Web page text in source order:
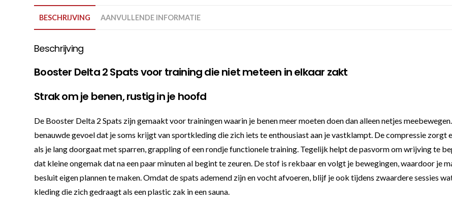
BESCHRIJVING AANVULLENDE INFORMATIE
Beschrijving
Booster Delta 2 Spats voor training die niet meteen in elkaar zakt
Strak om je benen, rustig in je hoofd
De Booster Delta 2 Spats zijn gemaakt voor trainingen waarin je benen meer moeten doen dan alleen netjes
benauwde gevoel dat je soms krijgt van sportkleding die zich iets te enthousiast aan je vastklampt. De compressie
als je lang doorgaat met sparren, grappling of een rondje functionele training. Tegelijk helpt de pasvorm om wrijving te
dat kleine ongemak dat na een paar minuten al begint te zeuren. De stof is rekbaar en volgt je bewegingen, waardoor
besluit eigen plannen te maken. Omdat de spats ademend zijn en vocht afvoeren, blijf je ook tijdens zwaardere sessies
kleding die zich gedraagt als een plastic zak in een sauna.